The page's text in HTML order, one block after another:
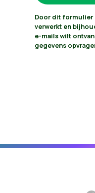
Door dit formulier
verwerkt en
e-mails wilt
gegevens